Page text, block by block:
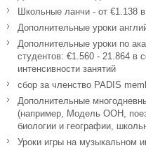
Школьные ланчи - от €1.138 в
Дополнительные уроки
Дополнительные уроки по
студентов: €1.560 - 21.864 в
интенсивности занятий
сбор за членство PADIS
Дополнительные
(например, Модель ООН,
биологии и географии,
Уроки игры на музыкальном